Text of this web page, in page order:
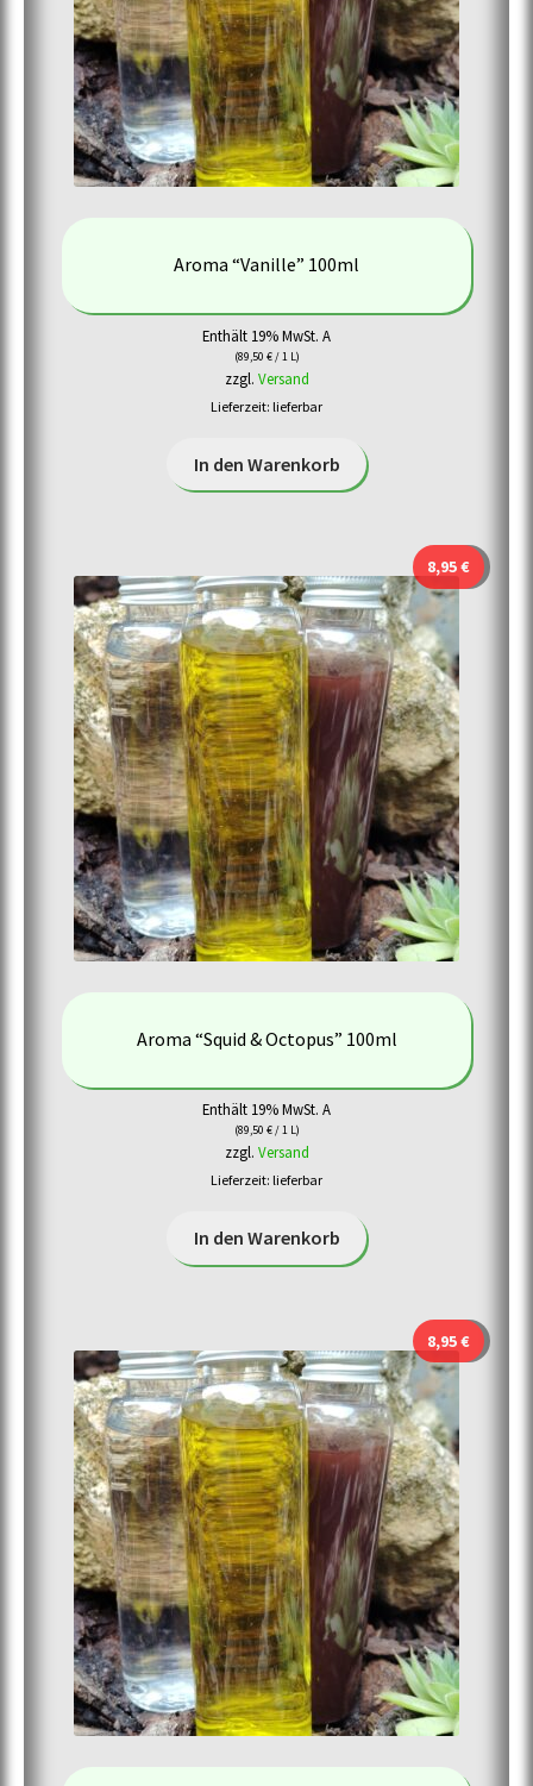
Aroma “Vanille” 100ml
Enthält 19% MwSt. A
(89,50 €/ 1 L)
zzgl. Versand
Lieferzeit: lieferbar
In den Warenkorb
Aroma “Squid & Octopus” 100ml
8,95€
Enthält 19% MwSt. A
(89,50 €/ 1 L)
zzgl. Versand
Lieferzeit: lieferbar
In den Warenkorb
8,95€